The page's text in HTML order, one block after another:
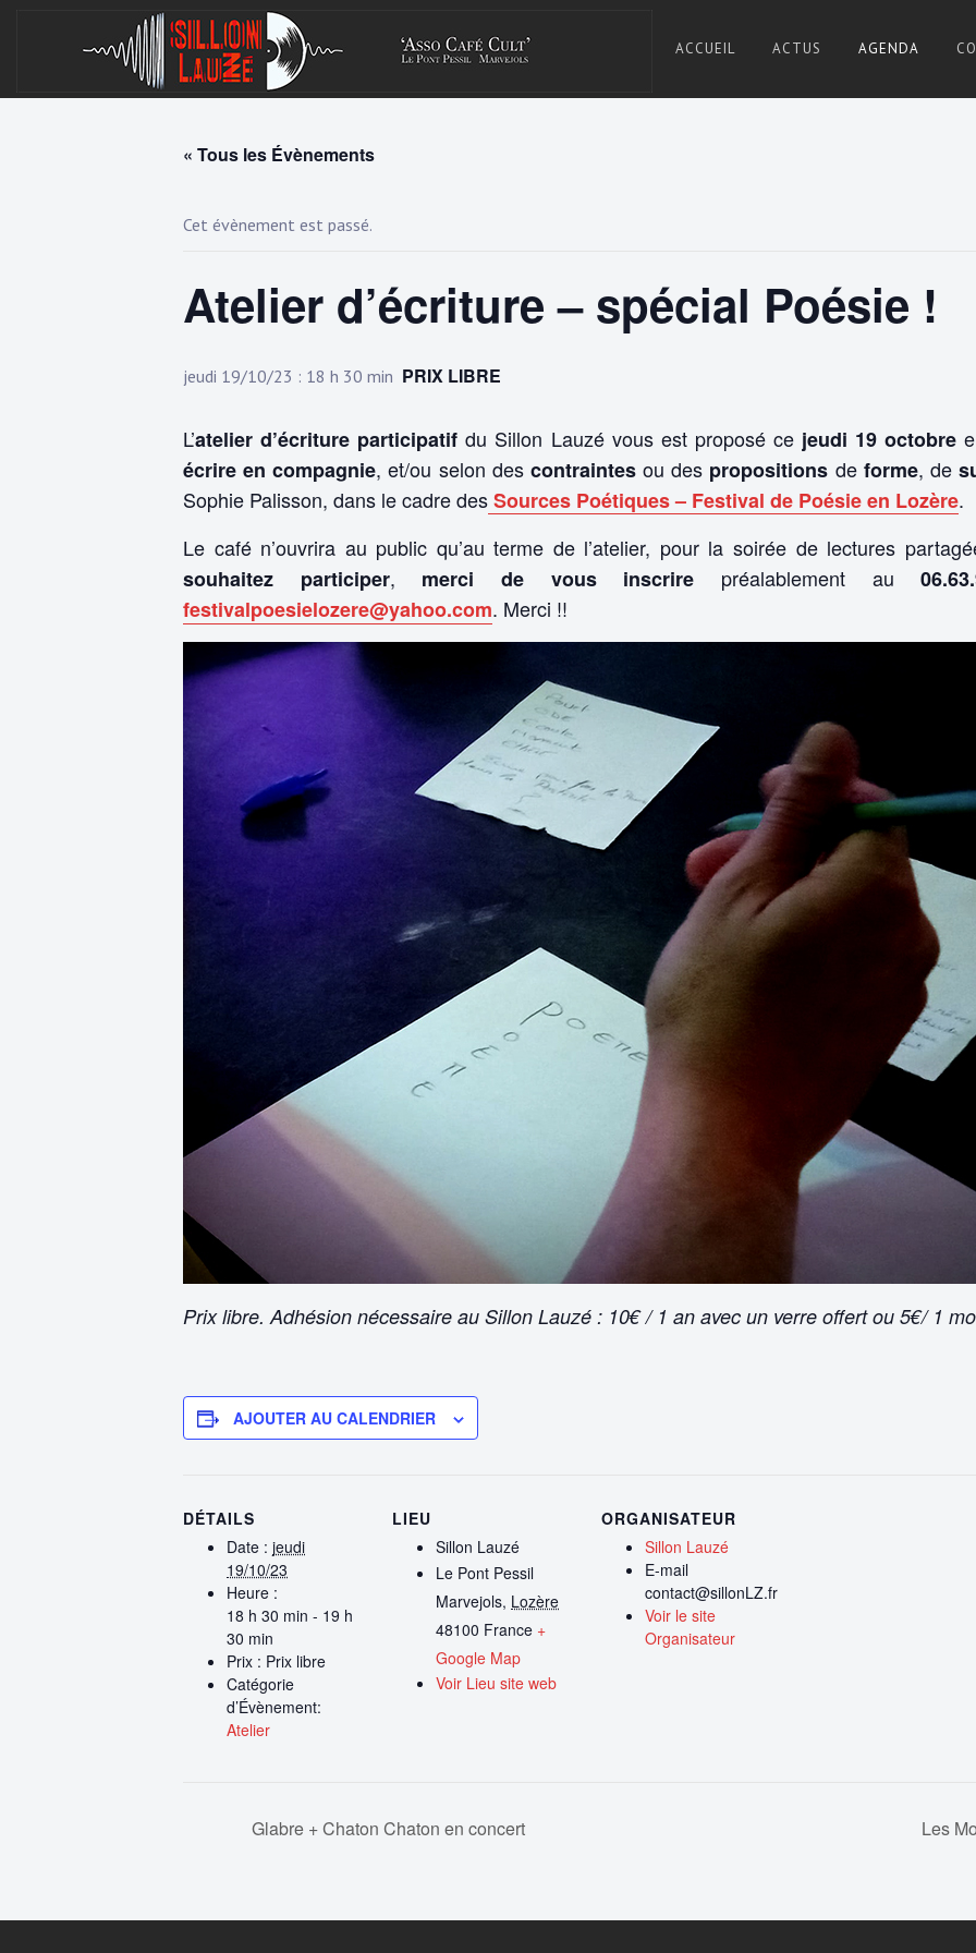
ACCUEIL ACTUS AGENDA
« Tous les Évènements
Cet évènement est passé.
Atelier d’écriture – spécial Poésie !
jeudi 19/10/23 : 18 h 30 min PRIX LIBRE
L’atelier d’écriture participatif du Sillon Lauzé vous est proposé ce jeudi 19 octobre
écrire en compagnie, et/ou selon des contraintesou des propositions de forme, de
Sophie Palisson, dans le cadre desSources Poétiques – Festival de Poésie en Lozère.
Le café n’ouvrira au public qu’au terme de l’atelier, pour la soirée de lectures
souhaitez participer, merci de vous inscrire préalablement au
festivalpoesielozere@yahoo.com. Merci !!
Prix libre. Adhésion nécessaire au Sillon Lauzé : 10€ / 1 an avec un verre offert ou 5€/ 1
AJOUTER AU CALENDRIER
DÉTAILS
Date : jeudi
19/10/23
Heure :
18 h 30 min - 19 h
30 min
Prix : Prix libre
Catégorie
d’Évènement:
Atelier
LIEU
Sillon Lauzé
Le Pont Pessil
Marvejols, Lozère
48100 France +
Google Map
Voir Lieu site web
ORGANISATEUR
Sillon Lauzé
E-mail
contact@sillonLZ.fr
Voir le site
Organisateur
Glabre + Chaton Chaton en concert Les